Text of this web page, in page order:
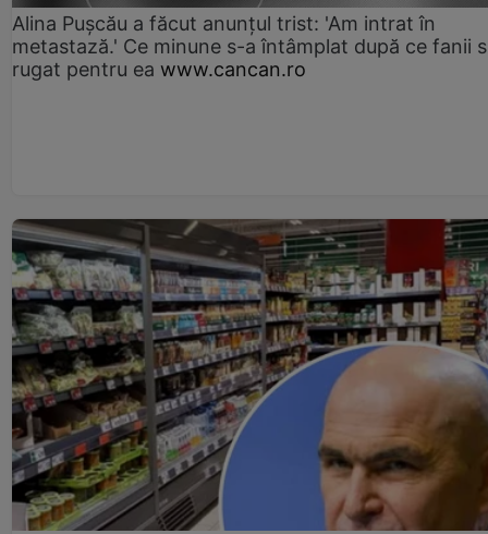
Alina Pușcău a făcut anunțul trist: 'Am intrat în
metastază.' Ce minune s-a întâmplat după ce fanii
rugat pentru ea www.cancan.ro